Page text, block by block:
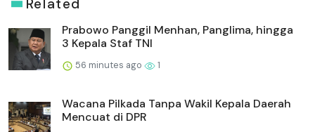
Related
Prabowo Panggil Menhan, Panglima, hingga
3 Kepala Staf TNI
56 minutes ago 1
Wacana Pilkada Tanpa Wakil Kepala Daerah
Mencuat di DPR